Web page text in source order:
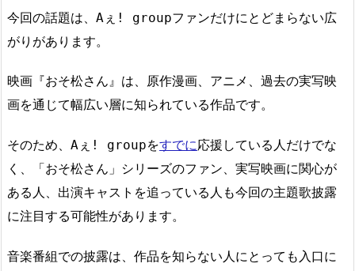
今回の話題は、Aぇ! groupファンだけにとどまらない広
がりがあります。
映画『おそ松さん』は、原作漫画、アニメ、過去の実写映
画を通じて幅広い層に知られている作品です。
そのため、Aぇ! groupをすでに応援している人だけでな
く、「おそ松さん」シリーズのファン、実写映画に関心が
ある人、出演キャストを追っている人も今回の主題歌披露
に注目する可能性があります。
音楽番組での披露は、作品を知らない人にとっても入口に